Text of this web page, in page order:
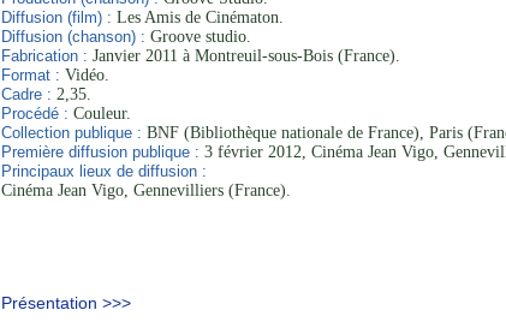
Diffusion (film) : Les Amis de Cinématon.
Diffusion (chanson) : Groove studio.
Fabrication : Janvier 2011 à Montreuil-sous-Bois (France).
Format : Vidéo.
Cadre : 2,35.
Procédé : Couleur.
Collection publique : BNF (Bibliothèque nationale de France), Paris
Première diffusion publique : 3 février 2012, Cinéma Jean Vigo,
Principaux lieux de diffusion :
Cinéma Jean Vigo, Gennevilliers (France).
Présentation >>>